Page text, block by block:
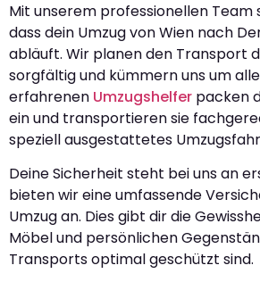
Mit unserem professionellen Team
dass dein Umzug von Wien nach
abläuft. Wir planen den Transport
sorgfältig und kümmern uns um
erfahrenen Umzugshelfer packen
ein und transportieren sie
speziell ausgestattetes
Deine Sicherheit steht bei uns an
bieten wir eine umfassende
Umzug an. Dies gibt dir die
Möbel und persönlichen
Transports optimal geschützt sind.